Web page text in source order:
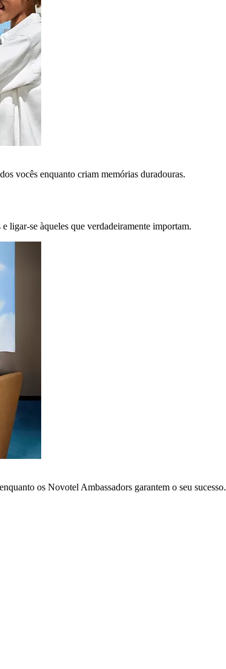
vocês enquanto criam memórias duradouras.
ligar-se àqueles que verdadeiramente importam.
os Novotel Ambassadors garantem o seu sucesso.